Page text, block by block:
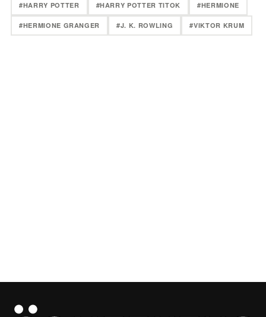
#HARRY POTTER #HARRY POTTER TITOK #HERMIONE
#HERMIONE GRANGER #J. K. ROWLING #VIKTOR KRUM